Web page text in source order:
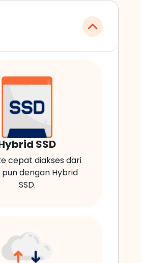
SSD
cepat diakses dari
dengan Hybrid
SSD.